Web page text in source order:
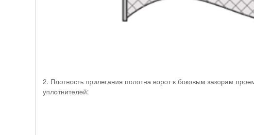
2. Плотность прилегания полотна ворот к боковым зазорам
уплотнителей: